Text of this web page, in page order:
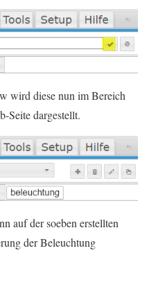
wird diese nun im Bereich
Seite dargestellt.
auf der soeben erstellten
der Beleuchtung